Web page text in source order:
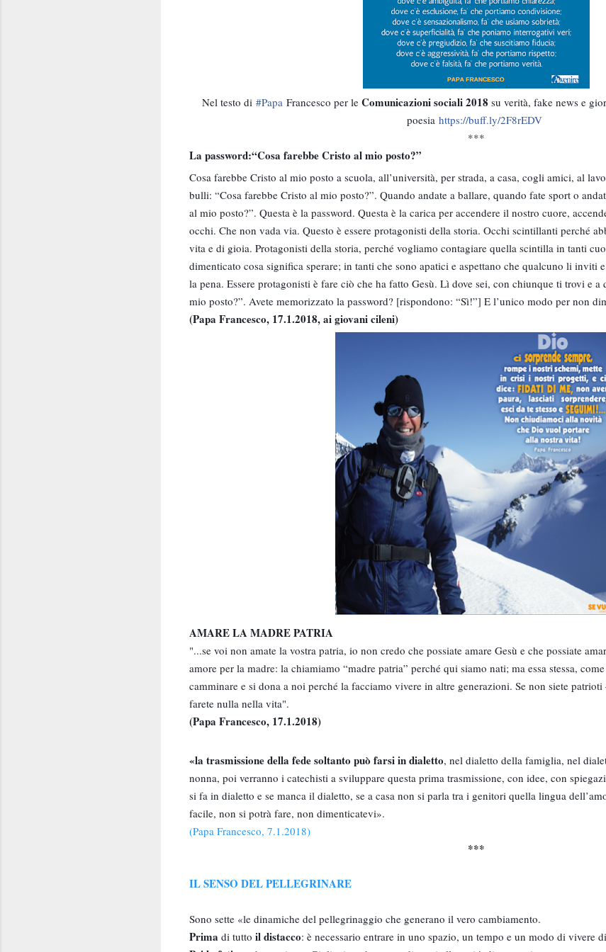
Nel testo di #PapaFrancesco per le Comunicazioni sociali 2018 su verità, fake news e
poesia https://buff.ly/2F8rEDV
***
La password:“Cosa farebbe Cristo al mio posto?”
Cosa farebbe Cristo al mio posto a scuola, all’università, per strada, a casa, cogli amici, al
bulli: “Cosa farebbe Cristo al mio posto?”. Quando andate a ballare, quando fate sport o
al mio posto?”. Questa è la password. Questa è la carica per accendere il nostro cuore,
occhi. Che non vada via. Questo è essere protagonisti della storia. Occhi scintillanti perché
vita e di gioia. Protagonisti della storia, perché vogliamo contagiare quella scintilla in tanti
dimenticato cosa significa sperare; in tanti che sono apatici e aspettano che qualcuno li inviti
la pena. Essere protagonisti è fare ciò che ha fatto Gesù. Lì dove sei, con chiunque ti trovi e a
mio posto?”. Avete memorizzato la password? [rispondono: “Sì!”] E l’unico modo per non
(Papa Francesco, 17.1.2018, ai giovani cileni)
AMARE LA MADRE PATRIA
"...se voi non amate la vostra patria, io non credo che possiate amare Gesù e che possiate
amore per la madre: la chiamiamo “madre patria” perché qui siamo nati; ma essa stessa,
camminare e si dona a noi perché la facciamo vivere in altre generazioni. Se non siete
farete nulla nella vita".
(Papa Francesco, 17.1.2018)
«la trasmissione della fede soltanto può farsi in dialetto, nel dialetto della famiglia, nel
nonna, poi verranno i catechisti a sviluppare questa prima trasmissione, con idee, con
si fa in dialetto e se manca il dialetto, se a casa non si parla tra i genitori quella lingua
facile, non si potrà fare, non dimenticatevi».
(Papa Francesco, 7.1.2018)
***
IL SENSO DEL PELLEGRINARE
Sono sette «le dinamiche del pellegrinaggio che generano il vero cambiamento.
Prima di tutto il distacco: è necessario entrare in uno spazio, un tempo e un modo di vivere